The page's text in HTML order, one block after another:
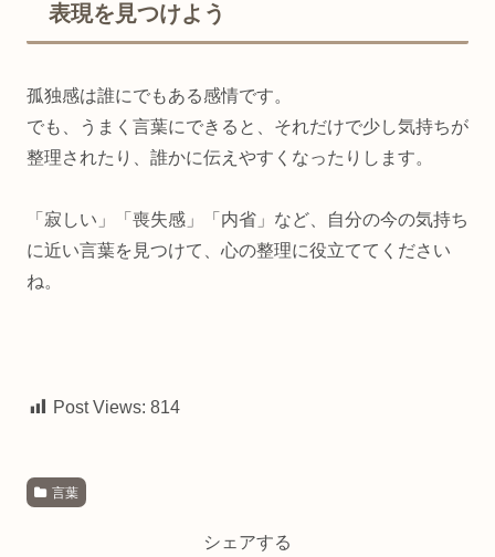
表現を見つけよう
孤独感は誰にでもある感情です。
でも、うまく言葉にできると、それだけで少し気持ちが
整理されたり、誰かに伝えやすくなったりします。
「寂しい」「喪失感」「内省」など、自分の今の気持ち
に近い言葉を見つけて、心の整理に役立ててください
ね。
Post Views: 814
言葉
シェアする